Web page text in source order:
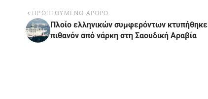
ΠΡΟΗΓΟΥΜΕΝΟ ΑΡΘΡΟ
Πλοίο ελληνικών συμφερόντων κτυπήθηκε
πιθανόν από νάρκη στη Σαουδική Αραβία